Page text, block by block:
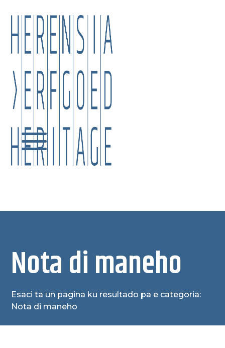
Nota di maneho
Esaci ta un pagina ku resultado pa e categoria:
Nota di maneho